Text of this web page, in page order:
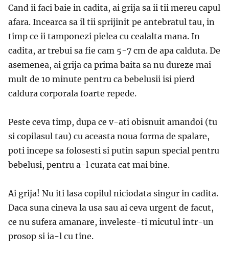
Cand ii faci baie in cadita, ai grija sa ii tii mereu capul
afara. Incearca sa il tii sprijinit pe antebratul tau, in
timp ce ii tamponezi pielea cu cealalta mana. In
cadita, ar trebui sa fie cam 5-7 cm de apa calduta. De
asemenea, ai grija ca prima baita sa nu dureze mai
mult de 10 minute pentru ca bebelusii isi pierd
caldura corporala foarte repede.
Peste ceva timp, dupa ce v-ati obisnuit amandoi (tu
si copilasul tau) cu aceasta noua forma de spalare,
poti incepe sa folosesti si putin sapun special pentru
bebelusi, pentru a-l curata cat mai bine.
Ai grija! Nu iti lasa copilul niciodata singur in cadita.
Daca suna cineva la usa sau ai ceva urgent de facut,
ce nu sufera amanare, inveleste-ti micutul intr-un
prosop si ia-l cu tine.